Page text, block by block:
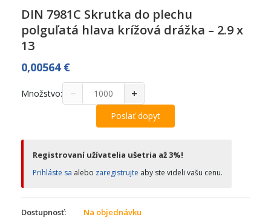
DIN 7981C Skrutka do plechu
polguľatá hlava krížová drážka – 2.9 x
13
0,00564 €
Množstvo: − +
Poslať dopyt
Registrovaní užívatelia ušetria až 3%!
Prihláste sa alebo zaregistrujte aby ste videli vašu cenu.
Dostupnosť:
Na objednávku